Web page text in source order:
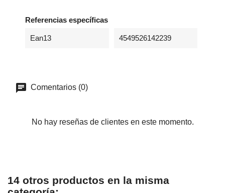
Referencias específicas
Ean13 4549526142239
Comentarios (0)
No hay reseñas de clientes en este momento.
14 otros productos en la misma